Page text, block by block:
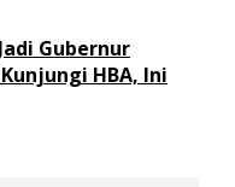
Gubernur
HBA, Ini